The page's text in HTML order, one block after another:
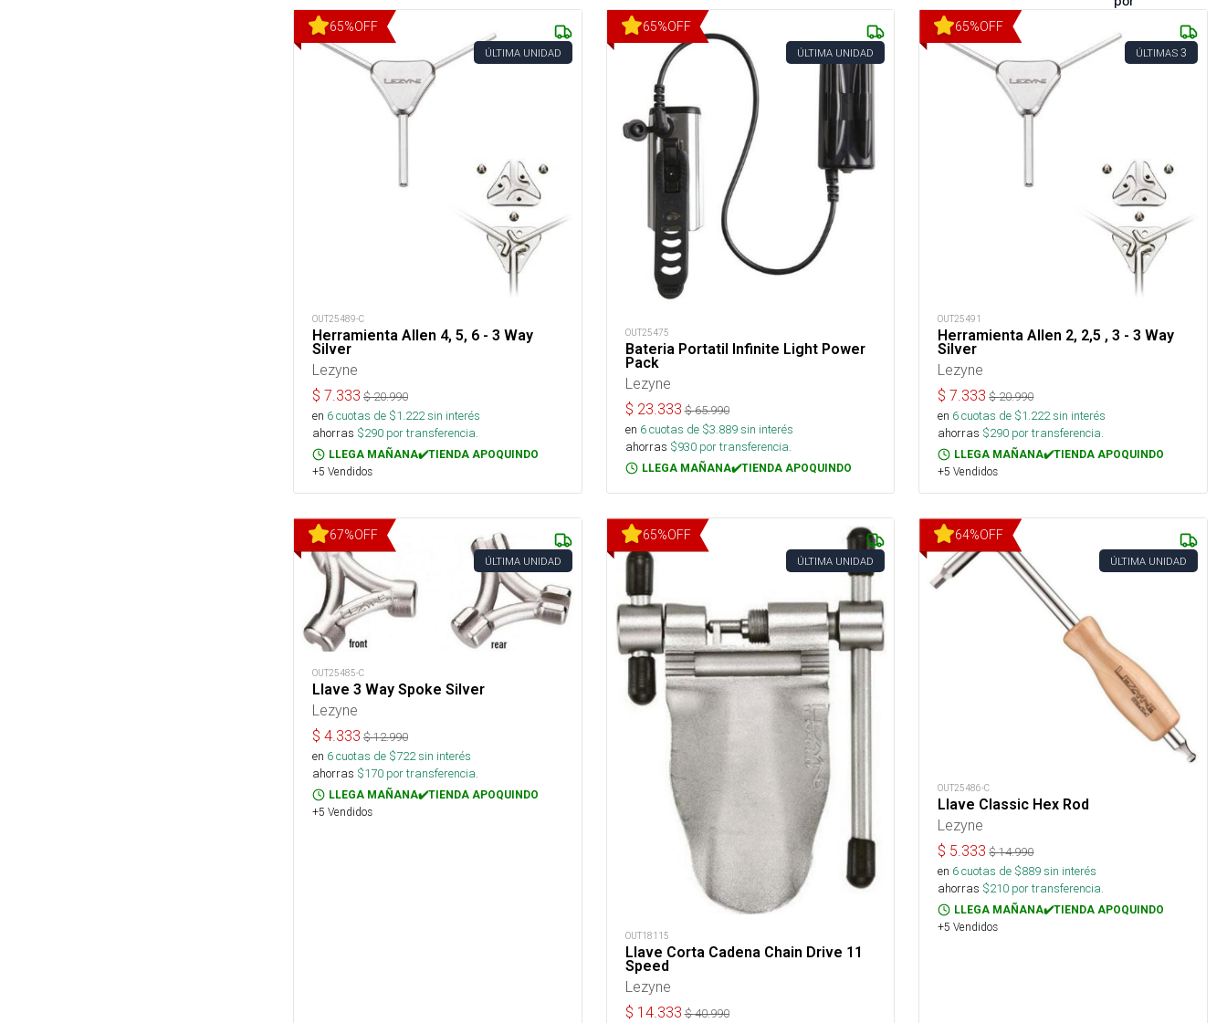
65%OFF
ÚLTIMA UNIDAD
OUT25489-C
Herramienta Allen 4, 5, 6 - 3 Way
Silver
Lezyne
$ 7.333 $20.990
en 6cuotas de $1.222sin interés
ahorras $290 por transferencia.
LLEGA MAÑANA✔️TIENDA APOQUINDO
+5 Vendidos
65%OFF
ÚLTIMA UNIDAD
OUT25475
Bateria Portatil Infinite Light Power
Pack
Lezyne
$ 23.333 $65.990
en 6cuotas de $3.889sin interés
ahorras $930por transferencia.
LLEGA MAÑANA✔️TIENDA APOQUINDO
65%OFF
ÚLTIMAS 3
OUT25491
Herramienta Allen 2, 2,5 , 3 - 3 Way
Silver
Lezyne
$7.333 $20.990
en 6cuotas de $1.222sin interés
ahorras $290 por transferencia.
LLEGA MAÑANA✔️TIENDA APOQUINDO
+5 Vendidos
67%OFF
ÚLTIMA UNIDAD
OUT25485-C
Llave 3 Way Spoke Silver
Lezyne
$ 4.333 $12.990
en 6cuotas de $722sin interés
ahorras $170 por transferencia.
LLEGA MAÑANA✔️TIENDA APOQUINDO
+5 Vendidos
65%OFF
ÚLTIMA UNIDAD
OUT18115
Llave Corta Cadena Chain Drive 11
Speed
Lezyne
$ 14.333 $40.990
64%OFF
ÚLTIMA UNIDAD
OUT25486-C
Llave Classic Hex Rod
Lezyne
$ 5.333 $14.990
en 6cuotas de $889sin interés
ahorras $210 por transferencia.
LLEGA MAÑANA✔️TIENDA APOQUINDO
+5 Vendidos